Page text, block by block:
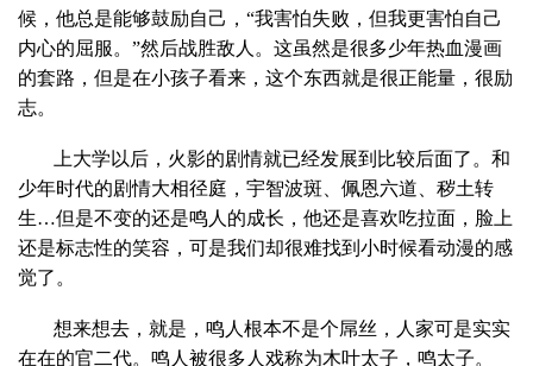
候，他总是能够鼓励自己，“我害怕失败，但我更害怕自己
内心的屈服。”然后战胜敌人。这虽然是很多少年热血漫画
的套路，但是在小孩子看来，这个东西就是很正能量，很励
志。
上大学以后，火影的剧情就已经发展到比较后面了。和
少年时代的剧情大相径庭，宇智波斑、佩恩六道、秽土转
生…但是不变的还是鸣人的成长，他还是喜欢吃拉面，脸上
还是标志性的笑容，可是我们却很难找到小时候看动漫的感
觉了。
想来想去，就是，鸣人根本不是个屌丝，人家可是实实
在在的官二代。鸣人被很多人戏称为木叶太子，鸣太子。